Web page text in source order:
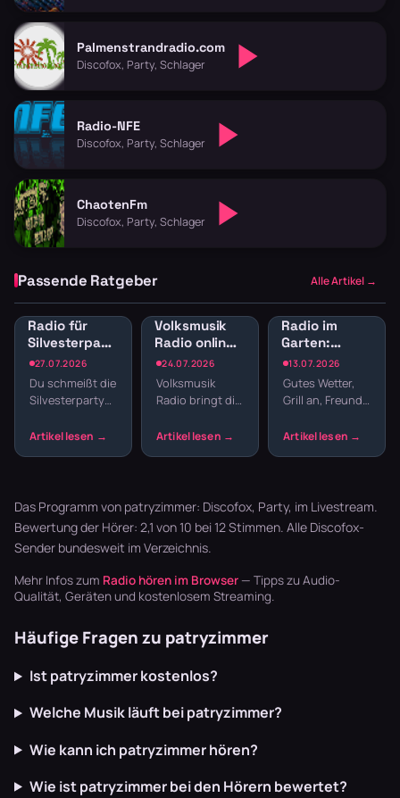
Palmenstrandradio.com
Discofox, Party, Schlager
Radio-NFE
Discofox, Party, Schlager
ChaotenFm
Discofox, Party, Schlager
Passende Ratgeber Alle Artikel →
27.07.2026
Radio für
Silvesterparty:
Die besten
Sender für
den
Jahreswechsel
Du schmeißt die
Silvesterparty
den ganzen
läuft dur…
24.07.2026
Volksmusik
Radio online:
Traditionelle
Klänge und
Blasmusik
Volksmusik
Radio bringt dir
ins
Blaskapellen.
Keine v…
13.07.2026
Radio im
Garten:
Sender für
Gartenparty
und
Grillabend
Gutes Wetter,
Grill an, Freunde
noch die
Garten läu…
Das Programm von patryzimmer: Discofox, Party, im Livestream.
Bewertung der Hörer: 2,1 von 10 bei 12 Stimmen. Alle Discofox-
Sender bundesweit im Verzeichnis.
Mehr Infos zum Radio hören im Browser — Tipps zu Audio-
Qualität, Geräten und kostenlosem Streaming.
Häufige Fragen zu patryzimmer
Ist patryzimmer kostenlos?
Welche Musik läuft bei patryzimmer?
Wie kann ich patryzimmer hören?
Wie ist patryzimmer bei den Hörern bewertet?